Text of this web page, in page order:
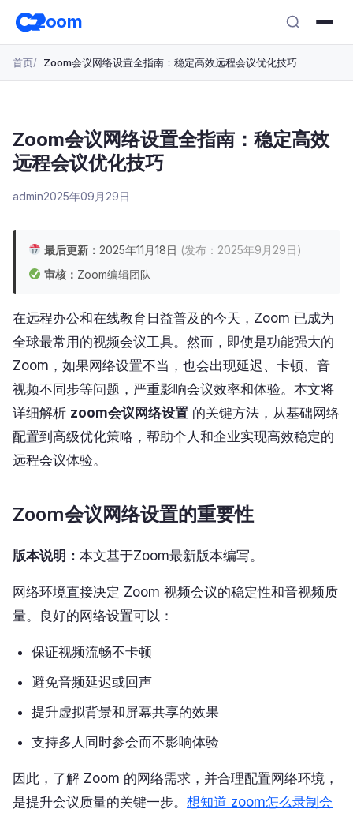
至
zoom
首页 Zoom会议网络设置全指南：稳定高效远程会议优化技巧
Zoom会议网络设置全指南：稳定高效
远程会议优化技巧
admin2025年09月29日
最后更新： 2025年11月18日 (发布：2025年9月29日)
审核： Zoom编辑团队
在远程办公和在线教育日益普及的今天，Zoom 已成为
全球最常用的视频会议工具。然而，即使是功能强大的
Zoom，如果网络设置不当，也会出现延迟、卡顿、音
视频不同步等问题，严重影响会议效率和体验。本文将
详细解析 zoom会议网络设置 的关键方法，从基础网络
配置到高级优化策略，帮助个人和企业实现高效稳定的
远程会议体验。
Zoom会议网络设置的重要性
版本说明： 本文基于Zoom最新版本编写。
网络环境直接决定 Zoom 视频会议的稳定性和音视频质
量。良好的网络设置可以：
保证视频流畅不卡顿
避免音频延迟或回声
提升虚拟背景和屏幕共享的效果
支持多人同时参会而不影响体验
因此，了解 Zoom 的网络需求，并合理配置网络环境，
是提升会议质量的关键一步。 想知道 zoom怎么录制会